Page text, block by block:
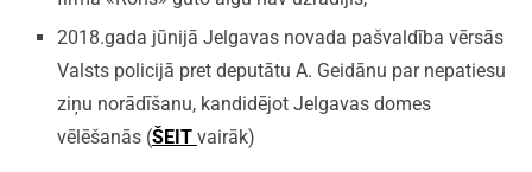
2018.gada jūnijā Jelgavas novada pašvaldība vērsās
Valsts policijā pret deputātu A. Geidānu par nepatiesu
ziņu norādīšanu, kandidējot Jelgavas domes
vēlēšanās (ŠEIT vairāk)